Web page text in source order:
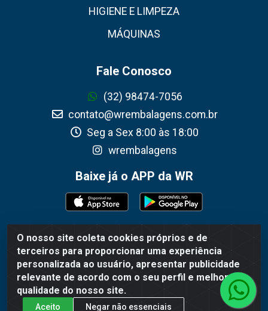
O nosso site coleta cookies próprios e de
terceiros para proporcionar uma experiência
personalizada ao usuário, apresentar publicidade
relevante de acordo com o seu perfil e melhorar a
qualidade do nosso site.
Aceito Negar não essenciais
HIGIENE E LIMPEZA
MÁQUINAS
Fale Conosco
(32) 98474-7056
contato@wrembalagens.com.br
Seg a Sex 8:00 às 18:00
wrembalagens
Baixe já o APP da WR
WR Embalagens - R. Cel. Teodoro Gomes de Araújo,
1360 - Grogotó - Barbacena / MG - CEP 36202-628 -
CNPJ 02.692.206/0001-55